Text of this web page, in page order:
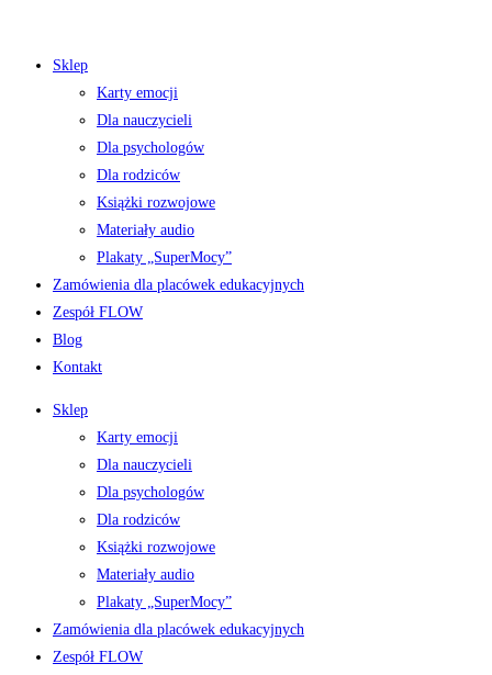
Sklep
Karty emocji
Dla nauczycieli
Dla psychologów
Dla rodziców
Książki rozwojowe
Materiały audio
Plakaty „SuperMocy”
Zamówienia dla placówek edukacyjnych
Zespół FLOW
Blog
Kontakt
Sklep
Karty emocji
Dla nauczycieli
Dla psychologów
Dla rodziców
Książki rozwojowe
Materiały audio
Plakaty „SuperMocy”
Zamówienia dla placówek edukacyjnych
Zespół FLOW